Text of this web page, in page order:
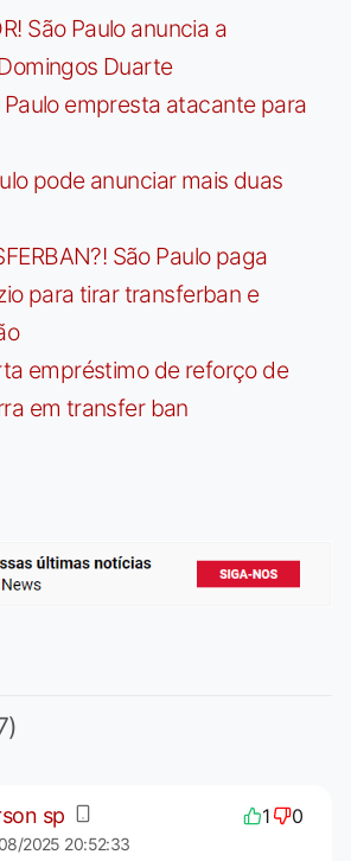
São Paulo anuncia a
Duarte
Paulo empresta atacante para
pode anunciar mais duas
São Paulo paga
para tirar transferban e
empréstimo de reforço de
em transfer ban
sp 1 0
2025 20:52:33